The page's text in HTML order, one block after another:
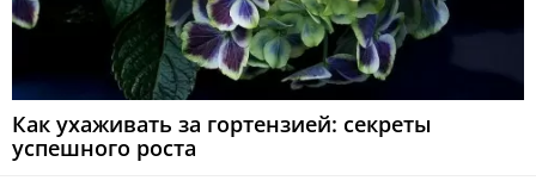
Как ухаживать за гортензией: секреты
успешного роста